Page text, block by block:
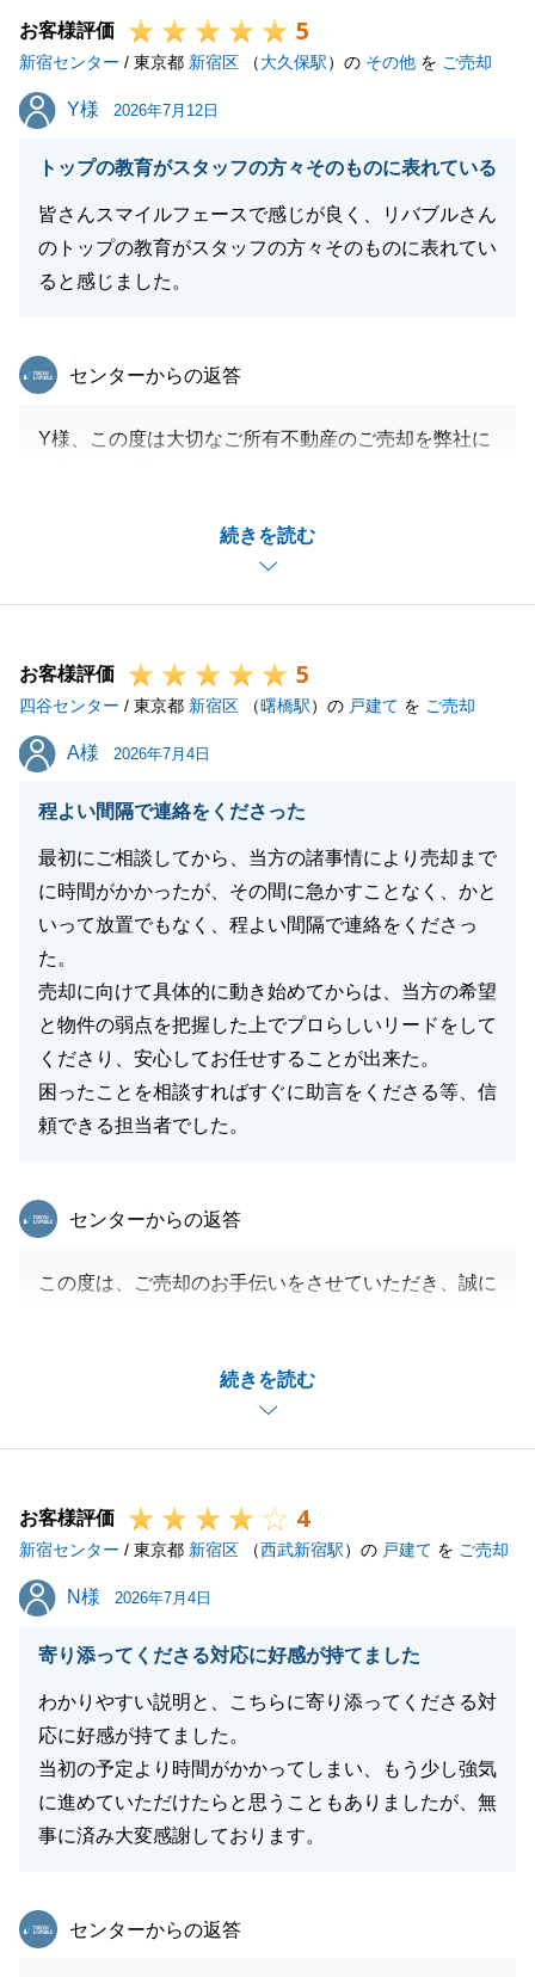
ご自宅のすぐ近くに四谷センターがございますので、
I様ご所有のマンションのご相談も含めて、またお役
に立てることがございましたら、お気軽にお申し付け
くださいませ。
閉じる
お客様評価 5
新宿センター / 東京都 新宿区 （大久保駅）の その他 を ご売却
Y様
Y様 2026年7月12日
トップの教育がスタッフの方々そのものに表れている
皆さんスマイルフェースで感じが良く、リバブルさん
のトップの教育がスタッフの方々そのものに表れてい
ると感じました。
続きを読む
東急リバブル
センターからの返答
Y様、この度は大切なご所有不動産のご売却を弊社に
とにつきましても重ねて御礼申し上げます。
Y様の大切なご所有不動産のご売却を微力ながらもお
手伝いできましたこと、大変光栄に嬉しく存じます。
したらお気軽にお申し付け下さいませ。
改めてこの度は誠にありがとうございました。
今後とも宜しくお願い申し上げます。
閉じる
お客様評価 5
四谷センター / 東京都 新宿区 （曙橋駅）の 戸建て を ご売却
A様
A様 2026年7月4日
程よい間隔で連絡をくださった
最初にご相談してから、当方の諸事情により売却まで
に時間がかかったが、その間に急かすことなく、かと
いって放置でもなく、程よい間隔で連絡をくださっ
た。
売却に向けて具体的に動き始めてからは、当方の希望
と物件の弱点を把握した上でプロらしいリードをして
くださり、安心してお任せすることが出来た。
困ったことを相談すればすぐに助言をくださる等、信
頼できる担当者でした。
続きを読む
東急リバブル
センターからの返答
この度は、ご売却のお手伝いをさせていただき、誠に
今後もご相談等ございましたら、いつでもご連絡下さ
いませ。
閉じる
お客様評価 4
新宿センター / 東京都 新宿区 （西武新宿駅）の 戸建て を ご売却
N様
N様 2026年7月4日
寄り添ってくださる対応に好感が持てました
わかりやすい説明と、こちらに寄り添ってくださる対
応に好感が持てました。
当初の予定より時間がかかってしまい、もう少し強気
に進めていただけたらと思うこともありましたが、無
事に済み大変感謝しております。
東急リバブル
センターからの返答